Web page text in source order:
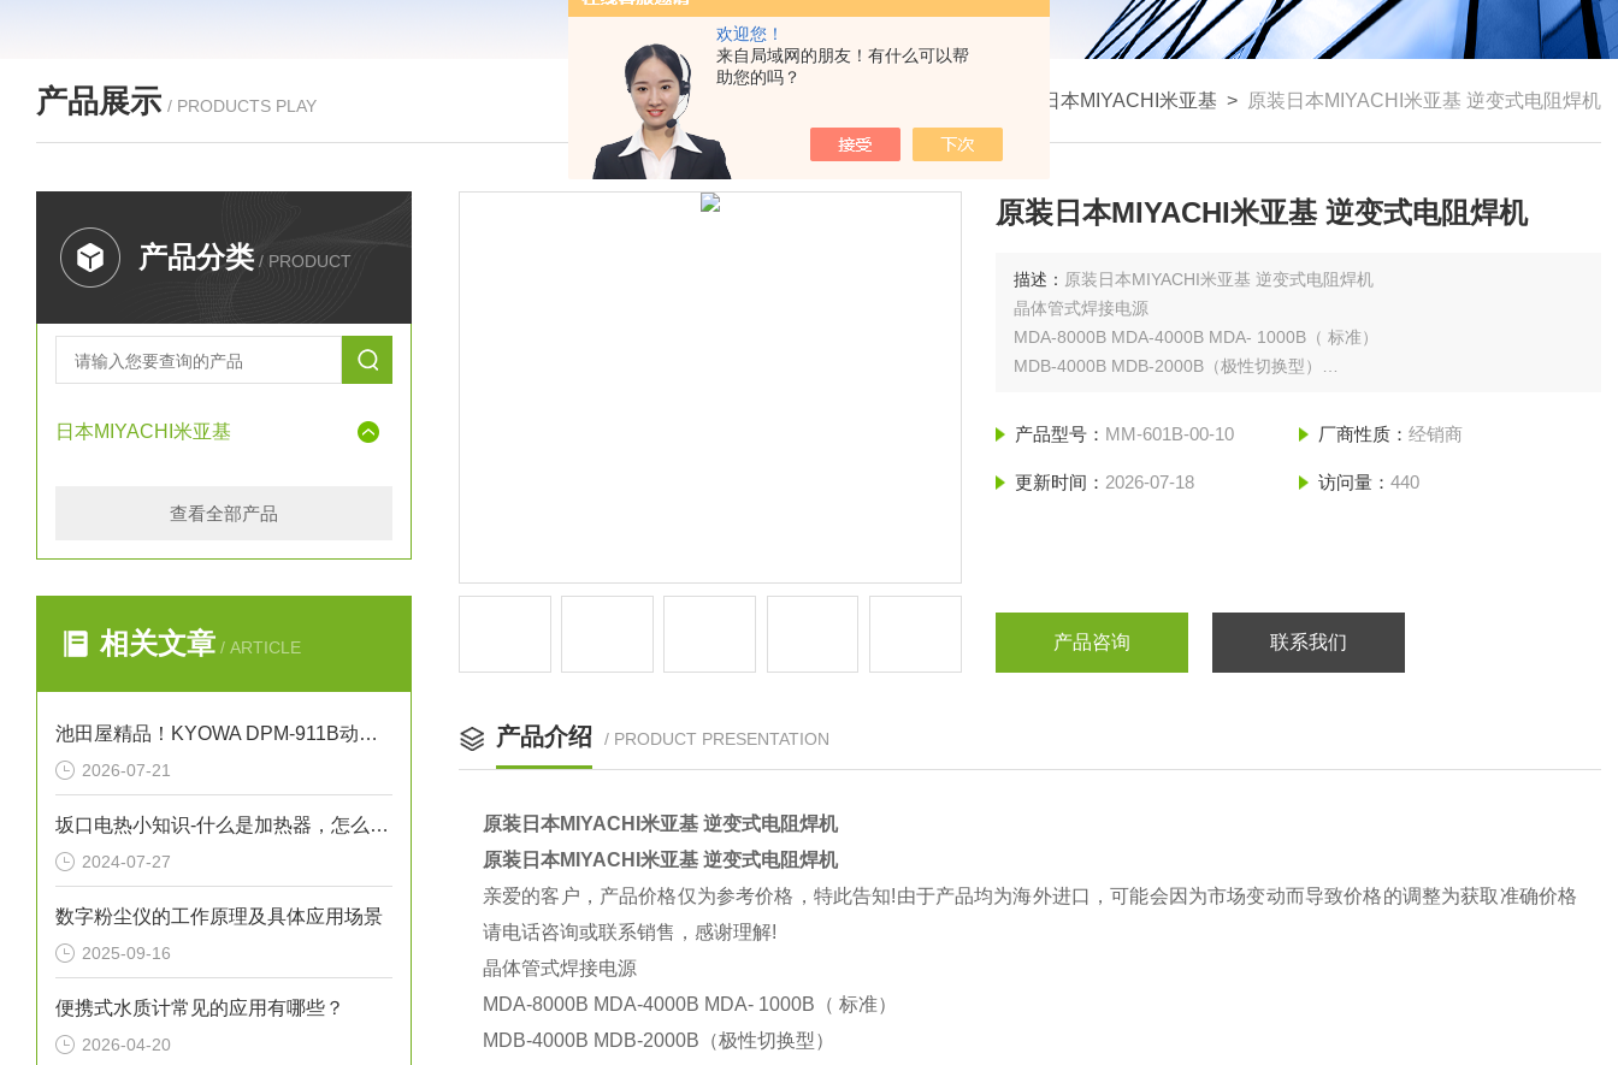
欢迎您！
来自局域网的朋友！有什么可以帮
助您的吗？
产品展示 / PRODUCTS PLAY 日本MIYACHI米亚基 > 原装日本MIYACHI米亚基 逆变式电阻焊机
产品分类 / PRODUCT
日本MIYACHI米亚基
查看全部产品
相关文章 / ARTICLE
池田屋精品！KYOWA DPM-911B动态应变测量仪
2026-07-21
坂口电热小知识-什么是加热器，怎么保养加热器
2024-07-27
数字粉尘仪的工作原理及具体应用场景
2025-09-16
便携式水质计常见的应用有哪些？
2026-04-20
原装日本MIYACHI米亚基 逆变式电阻焊机
描述： 原装日本MIYACHI米亚基 逆变式电阻焊机
晶体管式焊接电源
MDA-8000B MDA-4000B MDA- 1000B（ 标准）
MDB-4000B MDB-2000B（极性切换型）
产品型号： MM-601B-00-10 厂商性质： 经销商
更新时间： 2026-07-18 访问量： 440
产品咨询 联系我们
产品介绍 / PRODUCT PRESENTATION
原装日本MIYACHI米亚基 逆变式电阻焊机
原装日本MIYACHI米亚基 逆变式电阻焊机
亲爱的客户，产品价格仅为参考价格，特此告知!由于产品均为海外进口，可能会因为市场变动而导致价格的调整为获取准确价格
请电话咨询或联系销售，感谢理解!
晶体管式焊接电源
MDA-8000B MDA-4000B MDA- 1000B（ 标准）
MDB-4000B MDB-2000B（极性切换型）